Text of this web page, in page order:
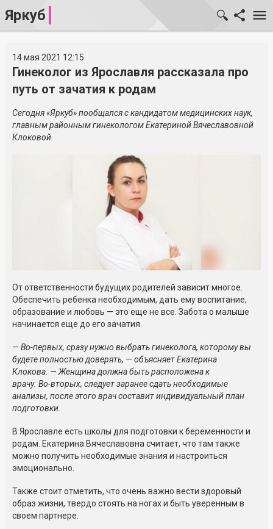
Яркуб
14 мая 2021 12:15
Гинеколог из Ярославля рассказала про
путь от зачатия к родам
Сегодня «Яркуб» пообщался с кандидатом медицинских наук,
главным районным гинекологом Екатериной Вячеславовной
Клоковой.
От ответственности будущих родителей зависит многое.
Обеспечить ребенка необходимым, дать ему воспитание,
образование и любовь — это еще не все. Забота о малыше
начинается еще до его зачатия.
— Во-первых, сразу нужно выбрать гинеколога, которому вы
будете полностью доверять, — объясняет Екатерина
Клокова. — Женщина должна быть расположена к
врачу. Во-вторых, следует заранее сдать необходимые
анализы, после этого врач составит индивидуальный план
подготовки.
В Ярославле есть школы для подготовки к беременности и
родам. Екатерина Вячеславовна считает, что там также
можно получить необходимые знания и настроиться
эмоционально.
Также стоит отметить, что очень важно вести здоровый
образ жизни, твердо стоять на ногах и быть уверенным в
своем партнере.